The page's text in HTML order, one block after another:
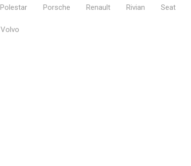
Polestar Porsche Renault Rivian Seat
Volvo